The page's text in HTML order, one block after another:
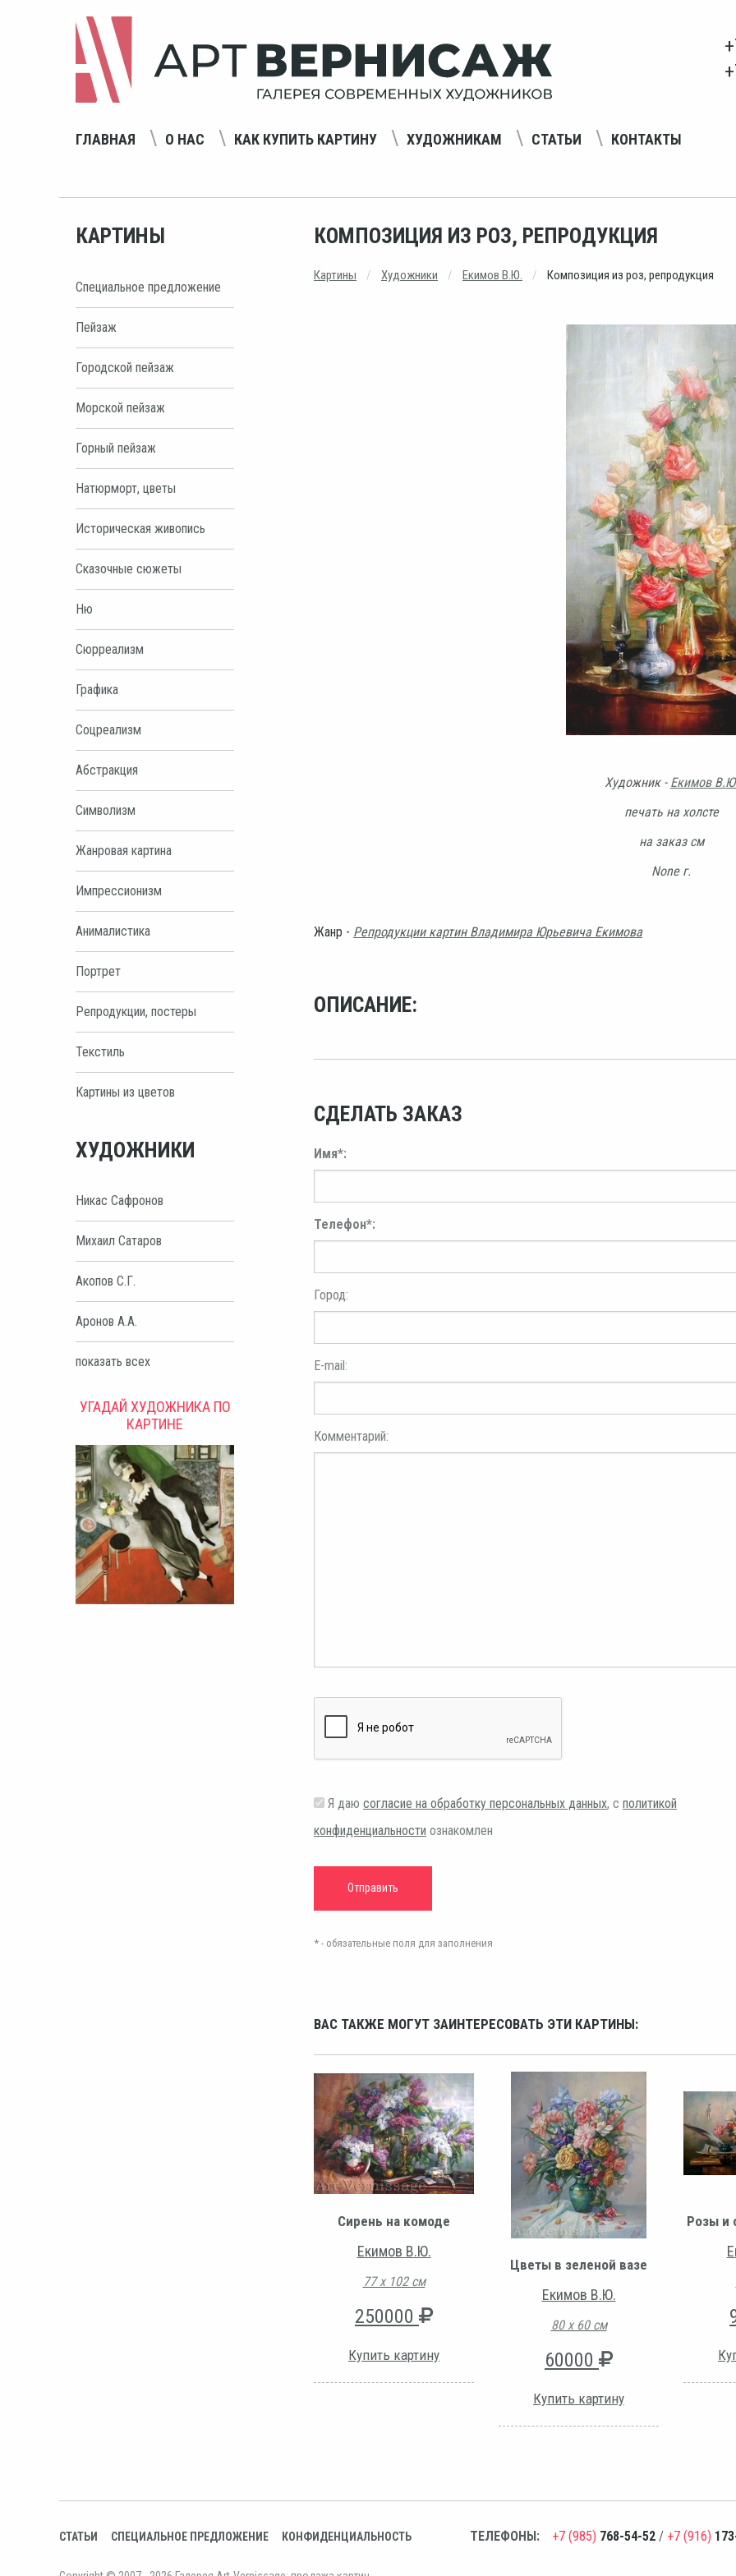
ГЛАВНАЯ О НАС КАК КУПИТЬ КАРТИНУ ХУДОЖНИКАМ СТАТЬИ КОНТАКТЫ
КАРТИНЫ
Специальное предложение
Пейзаж
Городской пейзаж
Морской пейзаж
Горный пейзаж
Натюрморт, цветы
Историческая живопись
Сказочные сюжеты
Ню
Сюрреализм
Графика
Соцреализм
Абстракция
Символизм
Жанровая картина
Импрессионизм
Анималистика
Портрет
Репродукции, постеры
Текстиль
Картины из цветов
ХУДОЖНИКИ
Никас Сафронов
Михаил Сатаров
Акопов С.Г.
Аронов А.А.
показать всех
УГАДАЙ ХУДОЖНИКА ПО
КАРТИНЕ
КОМПОЗИЦИЯ ИЗ РОЗ, РЕПРОДУКЦИЯ
Картины Художники Екимов В.Ю. Композиция из роз, репродукция
Художник - Екимов
печать на холсте
на заказ см
None г.
Жанр - Репродукции картин Владимира Юрьевича Екимова
ОПИСАНИЕ:
СДЕЛАТЬ ЗАКАЗ
Имя*:
Телефон*:
Город:
E-mail:
Комментарий:
Я даю согласие на обработку персональных данных, с политикой
конфиденциальности ознакомлен
* - обязательные поля для заполнения
ВАС ТАКЖЕ МОГУТ ЗАИНТЕРЕСОВАТЬ ЭТИ КАРТИНЫ:
Сирень на комоде
Екимов В.Ю.
77 х 102 см
250000
Купить картину
Цветы в зеленой вазе
Екимов В.Ю.
80 х 60 см
60000
Купить картину
Розы и
СТАТЬИ СПЕЦИАЛЬНОЕ ПРЕДЛОЖЕНИЕ КОНФИДЕНЦИАЛЬНОСТЬ ТЕЛЕФОНЫ: +7 (985) 768-54-52 / +7 (916)